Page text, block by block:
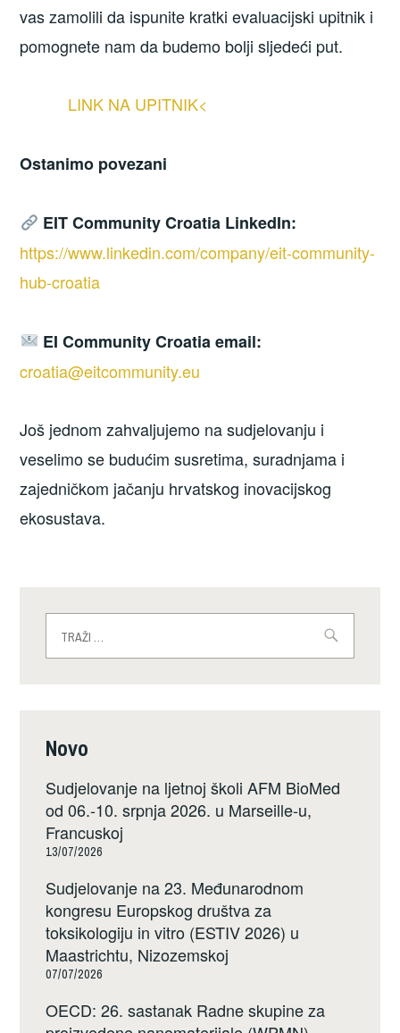
vas zamolili da ispunite kratki evaluacijski upitnik i
pomognete nam da budemo bolji sljedeći put.
LINK NA UPITNIK<
Ostanimo povezani
EIT Community Croatia LinkedIn:
https://www.linkedin.com/company/eit-community-
hub-croatia
EI Community Croatia email:
croatia@eitcommunity.eu
Još jednom zahvaljujemo na sudjelovanju i
veselimo se budućim susretima, suradnjama i
zajedničkom jačanju hrvatskog inovacijskog
ekosustava.
Novo
Sudjelovanje na ljetnoj školi AFM BioMed
od 06.-10. srpnja 2026. u Marseille-u,
Francuskoj
13/07/2026
Sudjelovanje na 23. Međunarodnom
kongresu Europskog društva za
toksikologiju in vitro (ESTIV 2026) u
Maastrichtu, Nizozemskoj
07/07/2026
OECD: 26. sastanak Radne skupine za